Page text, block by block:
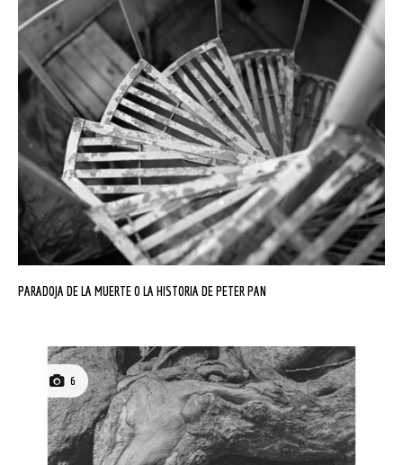
PARADOJA DE LA MUERTE O LA HISTORIA DE PETER PAN
6